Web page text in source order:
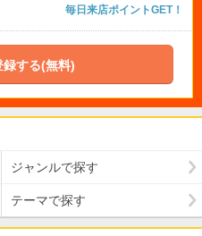
毎日来店ポイントGET！
する(無料)
ジャンルで探す
テーマで探す